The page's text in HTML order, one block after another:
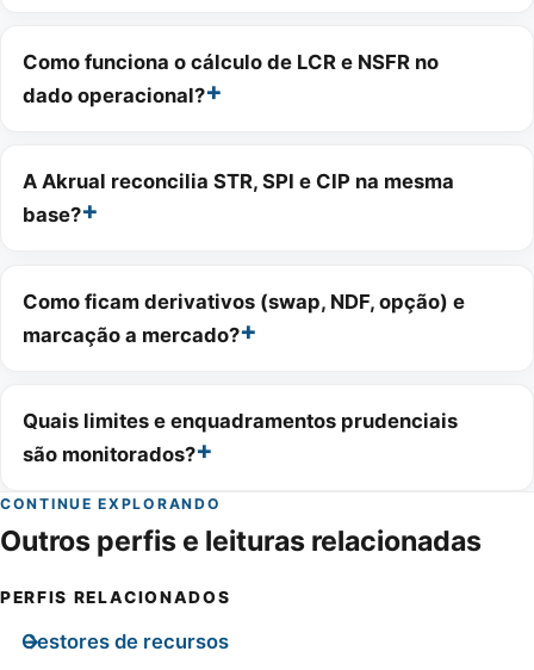
Como funciona o cálculo de LCR e NSFR no
dado operacional?
A Akrual reconcilia STR, SPI e CIP na mesma
base?
Como ficam derivativos (swap, NDF, opção) e
marcação a mercado?
Quais limites e enquadramentos prudenciais
são monitorados?
CONTINUE EXPLORANDO
Outros perfis e leituras relacionadas
PERFIS RELACIONADOS
Gestores de recursos